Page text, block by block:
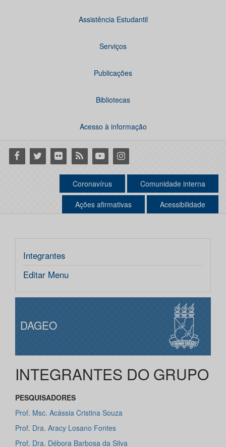
Assistência Estudantil
Serviços
Publicações
Bibliotecas
Acesso à informação
Facebook
Twitter Flickr RSS YoutubeInstagram
Coronavírus Comunidade interna
Ações afirmativas Acessibilidade
Integrantes
Editar Menu
DAGEO
INTEGRANTES DO GRUPO
PESQUISADORES
Prof. Msc. Acássia Cristina Souza
Prof. Dra. Aracy Losano Fontes
Prof. Dra. Débora Barbosa da Silva